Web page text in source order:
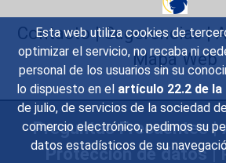
Esta web utiliza cookies de
optimizar el servicio, no recaba ni
personal de los usuarios sin su
lo dispuesto en el artículo 22.2 de la
de julio, de servicios de la sociedad
comercio electrónico, pedimos su
datos estadísticos de su
Contacto|Sugerencias|
Mapa Web
Preguntas Frecuentes|
Protección de datos|